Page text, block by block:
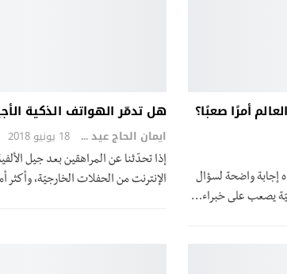
أمرًا صعبًا؟
إجابة واضحة لسؤال
يصعب على خبراء…
هل تدمّر الهواتف الذكية
ايمان الحاج عيد 18 يونيو 2018
إذا تحدّثنا عن المراهقين بعد جيل
الإنترنت من الحفلات الخارجيّة،